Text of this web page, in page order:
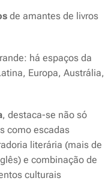
de amantes de livros
há espaços da
Europa, Austrália,
, destaca-se não só
como escadas
literária (mais de
e combinação de
culturais